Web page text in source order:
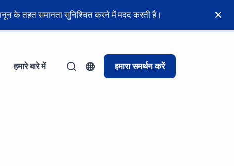
कानून के तहत समानता सुनिश्चित करने में मदद करती है।
हमारे बारे में हमारा समर्थन करें